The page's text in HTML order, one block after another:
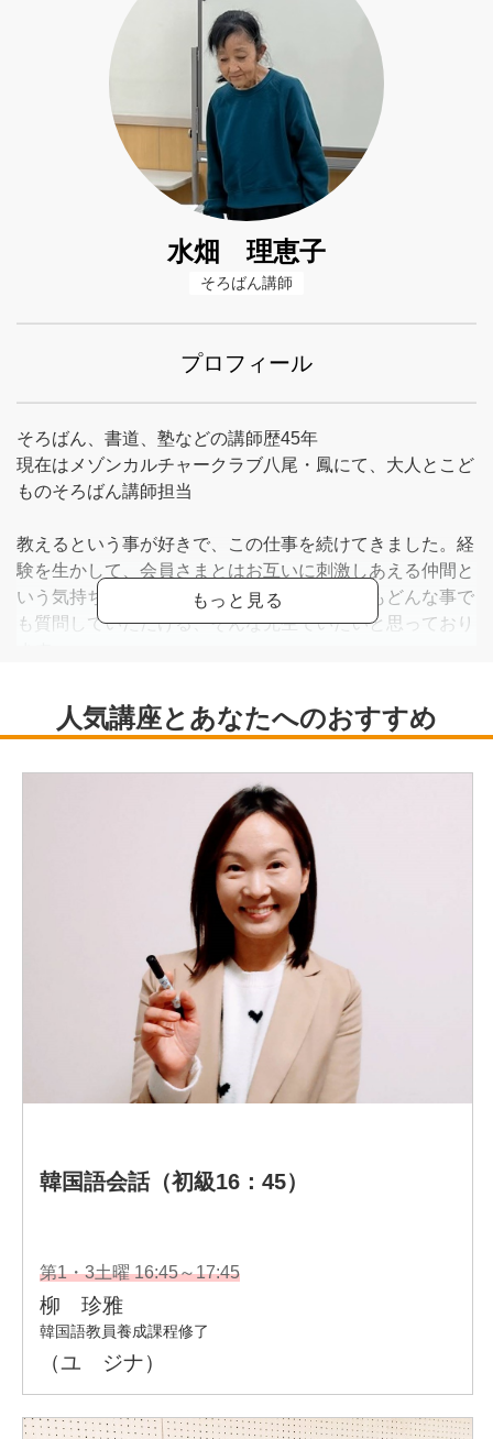
水畑 理恵子
そろばん講師
プロフィール
そろばん、書道、塾などの講師歴45年
現在はメゾンカルチャークラブ八尾・鳳にて、大人とこど
ものそろばん講師担当
教えるという事が好きで、この仕事を続けてきました。経
験を生かして、会員さまとはお互いに刺激しあえる仲間と
いう気持ちで接しています。遠慮なく何度でもどんな事で
も質問していただける、そんな先生でいたいと思っており